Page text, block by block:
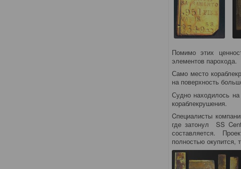
Помимо этих
элементов парохода.
Само место
на поверхность
Судно находилось
кораблекрушения.
Cпециалисты
где затонул SS
составляется.
полностью окупится,